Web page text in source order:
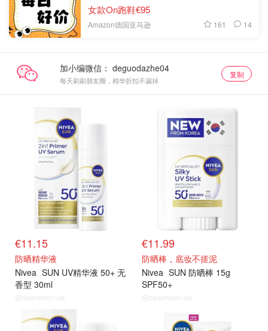
女款On跑鞋€95
Amazon德国亚马逊 161 14
加小编微信：
每天刷刷朋友圈，精华折扣不漏掉
复制
€11.15
防晒精华液
Nivea SUN UV精华液 50+ 无
香型 30ml
@dealmoon.de
€11.99
防晒棒，底妆不搓泥
Nivea SUN 防晒棒 15g
SPF50+
@dealmoon.de